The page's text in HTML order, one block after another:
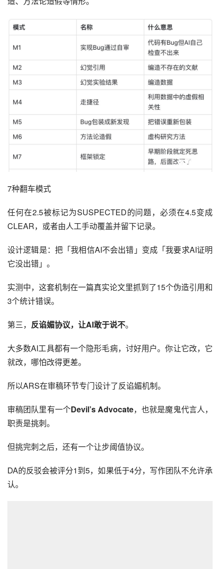
7种翻车模式
任何在2.5被标记为SUSPECTED的问题，必须在4.5变成
CLEAR，或者由人工手动覆盖并留下记录。
设计逻辑是：把「我相信AI不会出错」变成「我要求AI证明
它没出错」。
实测中，这套机制在一篇真实论文里抓到了15个伪造引用和
3个统计错误。
第三， 反谄媚协议，让AI敢于说不。
大多数AI工具都有一个隐形毛病，讨好用户。你让它改，它
就改，哪怕改得更差。
所以ARS在审稿环节专门设计了反谄媚机制。
审稿团队里有一个Devil’s Advocate，也就是魔鬼代言人，
职责是挑刺。
但挑完刺之后，还有一个让步阈值协议。
DA的反驳会被评分1到5，如果低于4分，写作团队不允许承
认。